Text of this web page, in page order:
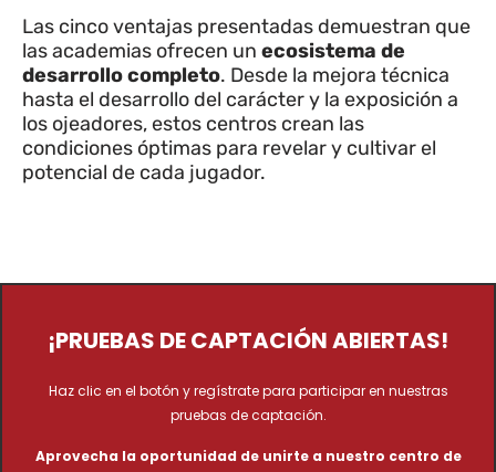
Las cinco ventajas presentadas demuestran que
las academias ofrecen un ecosistema de
desarrollo completo. Desde la mejora técnica
hasta el desarrollo del carácter y la exposición a
los ojeadores, estos centros crean las
condiciones óptimas para revelar y cultivar el
potencial de cada jugador.
¡PRUEBAS DE CAPTACIÓN ABIERTAS!
Haz clic en el botón y regístrate para participar en nuestras
pruebas de captación.
Aprovecha la oportunidad de unirte a nuestro centro de